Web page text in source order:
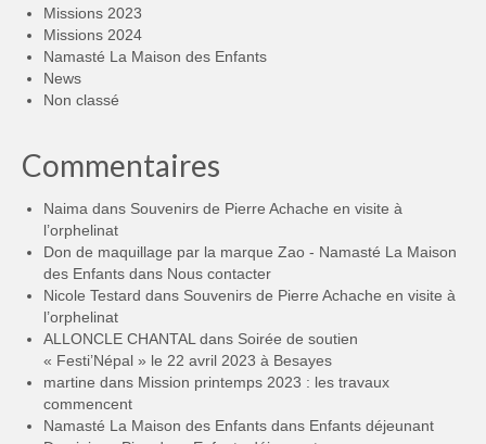
Missions 2023
Missions 2024
Namasté La Maison des Enfants
News
Non classé
Commentaires
Naima dans Souvenirs de Pierre Achache en visite à
l’orphelinat
Don de maquillage par la marque Zao - Namasté La Maison
des Enfants dans Nous contacter
Nicole Testard dans Souvenirs de Pierre Achache en visite à
l’orphelinat
ALLONCLE CHANTAL dans Soirée de soutien
« Festi’Népal » le 22 avril 2023 à Besayes
martine dans Mission printemps 2023 : les travaux
commencent
Namasté La Maison des Enfants dans Enfants déjeunant